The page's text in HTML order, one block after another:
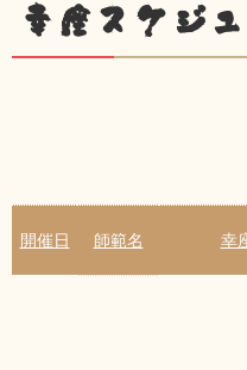
幸座スケジ
開催日 師範名 幸